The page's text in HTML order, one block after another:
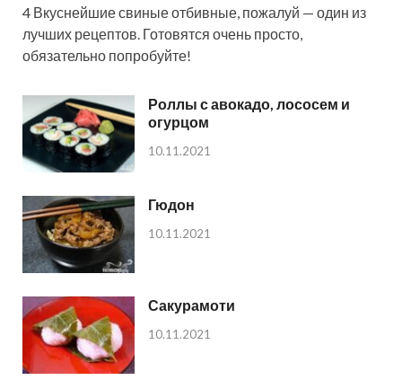
4 Вкуснейшие свиные отбивные, пожалуй — один из
лучших рецептов. Готовятся очень просто,
обязательно попробуйте!
Роллы с авокадо, лососем и
огурцом
10.11.2021
Гюдон
10.11.2021
Сакурамоти
10.11.2021